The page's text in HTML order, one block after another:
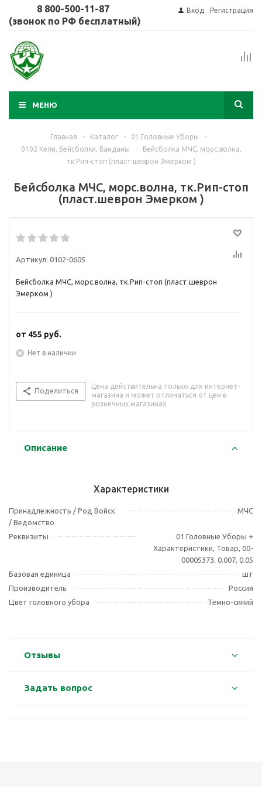
8 800-500-11-87
(звонок по РФ бесплатный)
Вход Регистрация
МЕНЮ
Главная - Каталог - 01 Головные Уборы
-
0102 Кепи, Бейсболки, Банданы
-
Бейсболка МЧС, морс.волна,
тк.Рип-стоп (пласт.шеврон Эмерком )
Бейсболка МЧС, морс.волна, тк.Рип-стоп
(пласт.шеврон Эмерком )
Артикул: 0102-0605
Бейсболка МЧС, морс.волна, тк.Рип-стоп (пласт.шеврон
Эмерком )
от 455 руб.
Нет в наличии
Поделиться
Цена действительна только для интернет-
магазина и может отличаться от цен в
розничных магазинах
Описание
Характеристики
Принадлежность / Род Войск
/ Ведомство
МЧС
Реквизиты
01 Головные Уборы +
Характеристики, Товар, 00-
00005373, 0.007, 0.05
Базовая единица
шт
Производитель
Россия
Цвет головного убора
Темно-синий
Отзывы
Задать вопрос